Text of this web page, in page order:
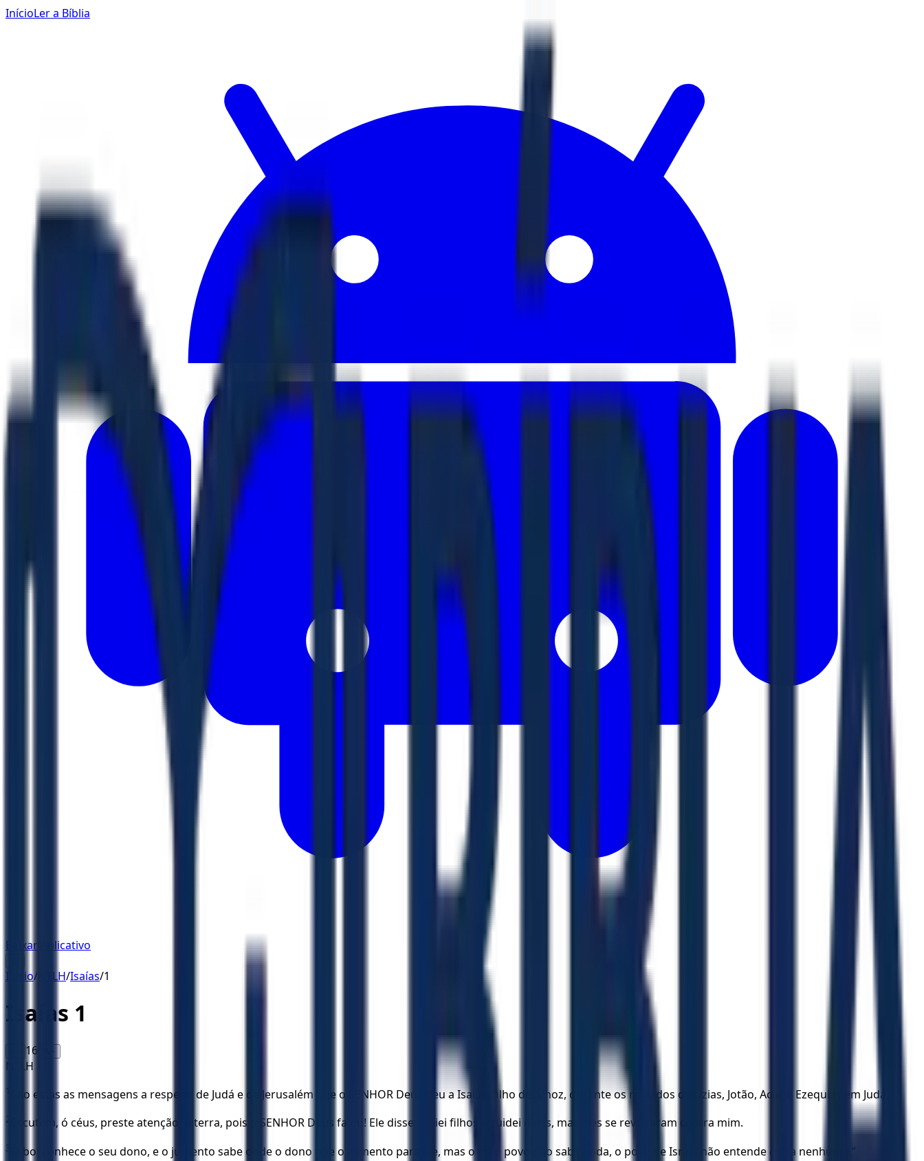
InícioLer a Bíblia
Baixar Aplicativo
Início/ NTLH/Isaías/1
Isaías 1
16 A+
NTLH
1 São estas as mensagens a respeito de Judá e de Jerusalém que o SENHOR Deus deu a Isaías, filho de Amoz, durante os reinados de Uzias, Jotão, Acaz e Ezequias em Judá.
2 Escutem, ó céus, preste atenção, ó terra, pois o SENHOR Deus falou! Ele disse: “Criei filhos e cuidei deles, mas eles se revoltaram contra mim.
3 O boi conhece o seu dono, e o jumento sabe onde o dono põe o alimento para ele, mas o meu povo não sabe nada, o povo de Israel não entende coisa nenhuma.”